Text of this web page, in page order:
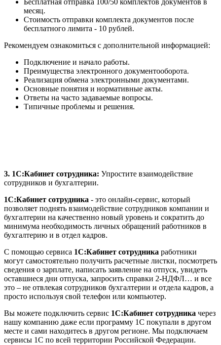
Бесплатная отправка 100/50 комплектов документов в
месяц.
Стоимость отправки комплекта документов после
бесплатного лимита - 10 рублей.
Рекомендуем ознакомиться с дополнительной информацией:
Подключение и начало работы.
Преимущества электронного документооборота.
Реализация обмена электронными документами.
Основные понятия и нормативные акты.
Ответы на часто задаваемые вопросы.
Типичные проблемы и решения.
3. 1С:Кабинет сотрудника: Упростите взаимодействие
сотрудников и бухгалтерии.
1С:Кабинет сотрудника - это онлайн-сервис, который
позволяет поднять взаимодействие сотрудников компании и
бухгалтерии на качественно новый уровень и сократить до
минимума необходимость личных обращений работников в
бухгалтерию и в отдел кадров.
С помощью сервиса 1С:Кабинет сотрудника работники
могут самостоятельно получить расчетные листки, посмотреть
сведения о зарплате, написать заявление на отпуск, увидеть
оставшиеся дни отпуска, запросить справки 2-НДФЛ… и все
это – не отвлекая сотрудников бухгалтерии и отдела кадров, а
просто используя свой телефон или компьютер.
Вы можете подключить сервис 1С:Кабинет сотрудника через
нашу компанию даже если программу 1С покупали в другом
месте и сами находитесь в другом регионе. Мы подключаем
сервисы 1С по всей территории Российской Федерации.